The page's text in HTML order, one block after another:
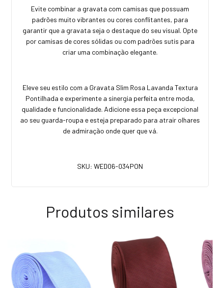
Evite combinar a gravata com camisas que possuam
padrões muito vibrantes ou cores conflitantes, para
garantir que a gravata seja o destaque do seu visual. Opte
por camisas de cores sólidas ou com padrões sutis para
criar uma combinação elegante.
Eleve seu estilo com a Gravata Slim Rosa Lavanda Textura
Pontilhada e experimente a sinergia perfeita entre moda,
qualidade e funcionalidade. Adicione essa peça excepcional
ao seu guarda-roupa e esteja preparado para atrair olhares
de admiração onde quer que vá.
SKU: WED06-034PON
Produtos similares